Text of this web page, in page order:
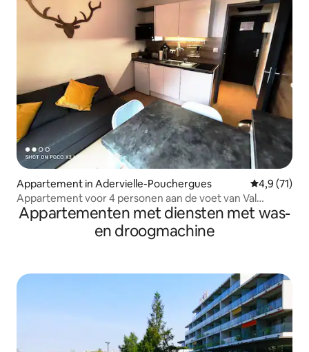
Appartement in Adervielle-Pouchergues
4,9 (71)
Appartement voor 4 personen aan de voet van Val
Louron Loudenvielle.
Appartementen met diensten met was-
en droogmachine